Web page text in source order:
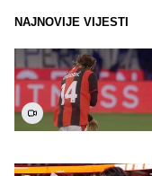
NAJNOVIJE VIJESTI